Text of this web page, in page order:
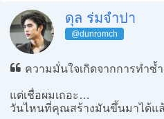
ดุล ร่มจำปา
@dunromch
ความมั่นใจเกิดจากการทำซ้ำ
แต่เชื่อผมเถอะ…
วันไหนที่คุณสร้างมันขึ้นมาได้แ